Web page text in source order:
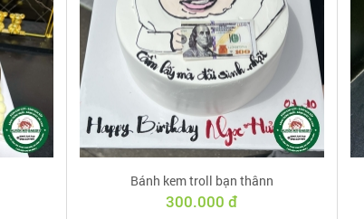
Bánh kem troll bạn thânn
300.000 đ